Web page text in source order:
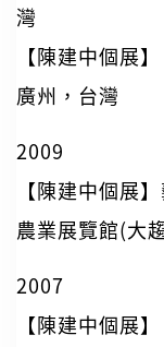
灣
【陳建中個展
廣州，台灣
2009
【陳建中個展
農業展覽館(大
2007
【陳建中個展